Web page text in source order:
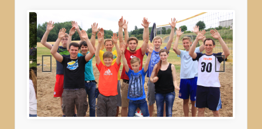
Zeltlager2015